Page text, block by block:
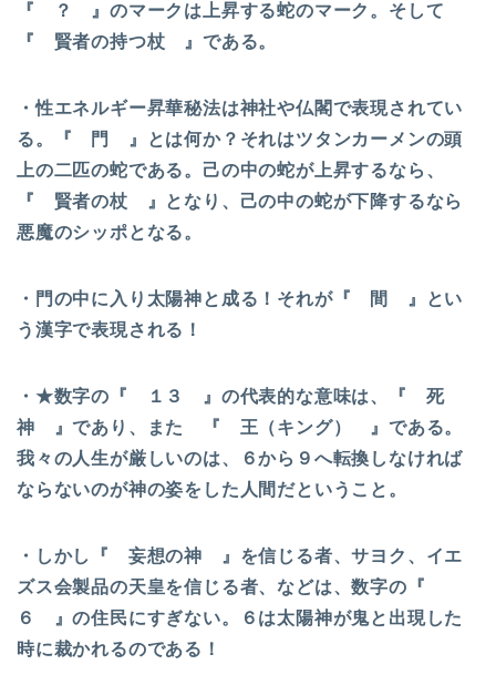
『 ？ 』のマークは上昇する蛇のマーク。そして
『 賢者の持つ杖 』である。
・性エネルギー昇華秘法は神社や仏閣で表現されてい
る。『 門 』とは何か？それはツタンカーメンの頭
上の二匹の蛇である。己の中の蛇が上昇するなら、
『 賢者の杖 』となり、己の中の蛇が下降するなら
悪魔のシッポとなる。
・門の中に入り太陽神と成る！それが『 間 』とい
う漢字で表現される！
・★数字の『 １３ 』の代表的な意味は、『 死
神 』であり、また 『 王（キング） 』である。
我々の人生が厳しいのは、６から９へ転換しなければ
ならないのが神の姿をした人間だということ。
・しかし『 妄想の神 』を信じる者、サヨク、イエ
ズス会製品の天皇を信じる者、などは、数字の『
６ 』の住民にすぎない。６は太陽神が鬼と出現した
時に裁かれるのである！